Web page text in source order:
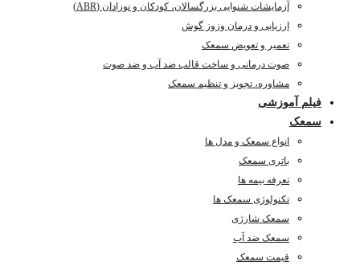
آزمایشات شنوایی بزرگسالان، کودکان و نوزادان (ABR)
ارزیابی و درمان وزوز گوش
تعمیر و تعویض سمعک
صوت درمانی و ساخت قالب ضد آب و ضد صوت
مشاوره، تجویز و تنظیم سمعک
فیلم آموزشی
سمعک
انواع سمعک و مدل ها
باتری سمعک
تعرفه بیمه ها
تکنولوژی سمعک ها
سمعک شارژی
سمعک ضد آب
قیمت سمعک